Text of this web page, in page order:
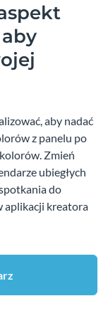
aby nadać
z panelu po
Zmień
ubiegłych
do
aplikacji kreatora